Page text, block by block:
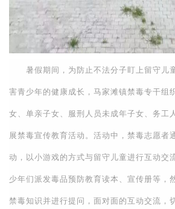
暑假期间，为防止不法分子盯上留守儿
害青少年的健康成长，马家滩镇禁毒专干组
女、单亲子女、服刑人员未成年子女、务工
展禁毒宣传教育活动。活动中，禁毒志愿者
动，以小游戏的方式与留守儿童进行互动交
少年们派发毒品预防教育读本、宣传册等，
禁毒知识并进行提问，面对面的互动交流，